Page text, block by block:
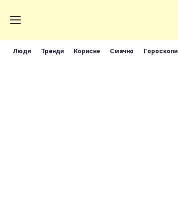
Люди Тренди Корисне Смачно Гороскопи